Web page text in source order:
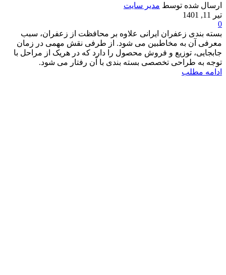
ارسال شده توسط مدیر سایت
تیر 11, 1401
0
بسته بندی زعفران ایرانی علاوه بر محافظت از زعفران، سبب
معرفی آن به مخاطبین می شود. از طرفی نقش مهمی در زمان
جابجایی، توزیع و فروش محصول را دارد که در هریک از مراحل با
توجه به طراحی تخصصی بسته بندی با آن رفتار می شود.
ادامه مطلب